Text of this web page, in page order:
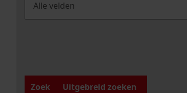
Zoek
Uitgebreid zoeken